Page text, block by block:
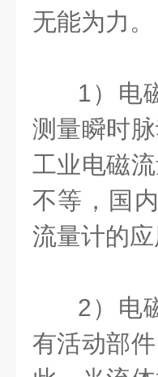
无能为力。
1）电
测量瞬时
工业电磁
不等，国
流量计的
2）电
有活动部